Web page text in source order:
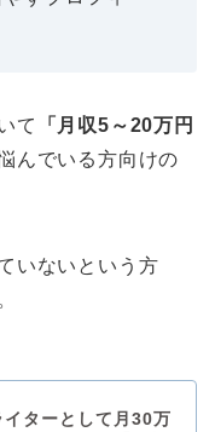
て
「月収5～20万円
んでいる方向けの
いないという方
イターとして月30万